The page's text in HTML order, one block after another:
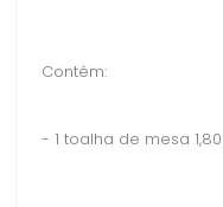
Contém:
- 1 toalha de mesa